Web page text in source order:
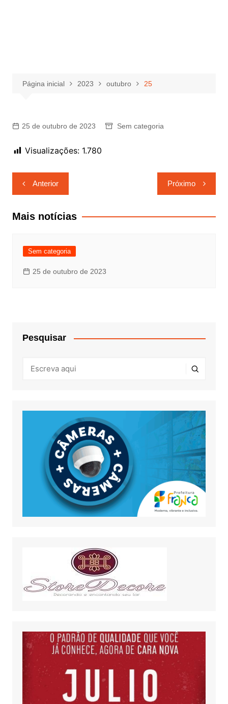
Página inicial 2023 outubro 25
25 de outubro de 2023 Sem categoria
Visualizações: 1.780
Navegação
de
Post
Anterior Próximo
Mais notícias
Sem categoria
25 de outubro de 2023
Pesquisar